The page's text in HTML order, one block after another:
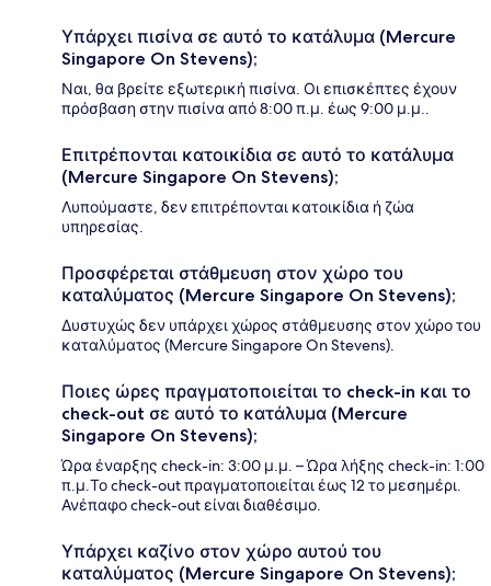
Υπάρχει πισίνα σε αυτό το κατάλυμα (Mercure
Singapore On Stevens);
Ναι, θα βρείτε εξωτερική πισίνα. Οι επισκέπτες έχουν
πρόσβαση στην πισίνα από 8:00 π.μ. έως 9:00 μ.μ..
Επιτρέπονται κατοικίδια σε αυτό το κατάλυμα
(Mercure Singapore On Stevens);
Λυπούμαστε, δεν επιτρέπονται κατοικίδια ή ζώα
υπηρεσίας.
Προσφέρεται στάθμευση στον χώρο του
καταλύματος (Mercure Singapore On Stevens);
Δυστυχώς δεν υπάρχει χώρος στάθμευσης στον χώρο του
καταλύματος (Mercure Singapore On Stevens).
Ποιες ώρες πραγματοποιείται το check-in και το
check-out σε αυτό το κατάλυμα (Mercure
Singapore On Stevens);
Ώρα έναρξης check-in: 3:00 μ.μ. – Ώρα λήξης check-in: 1:00
π.μ.Το check-out πραγματοποιείται έως 12 το μεσημέρι.
Ανέπαφο check-out είναι διαθέσιμο.
Υπάρχει καζίνο στον χώρο αυτού του
καταλύματος (Mercure Singapore On Stevens);